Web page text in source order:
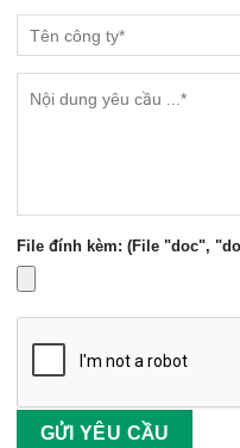
File đính kèm: (File "doc",